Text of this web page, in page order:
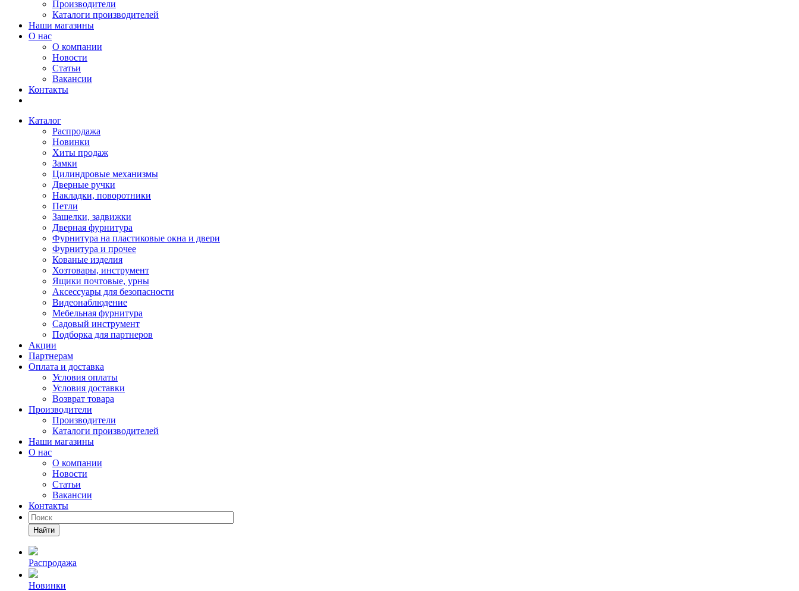
Производители
Каталоги производителей
Наши магазины
О нас
О компании
Новости
Статьи
Вакансии
Контакты
Каталог
Распродажа
Новинки
Хиты продаж
Замки
Цилиндровые механизмы
Дверные ручки
Накладки, поворотники
Петли
Защелки, задвижки
Дверная фурнитура
Фурнитура на пластиковые окна и двери
Фурнитура и прочее
Кованые изделия
Хозтовары, инструмент
Ящики почтовые, урны
Аксессуары для безопасности
Видеонаблюдение
Мебельная фурнитура
Садовый инструмент
Подборка для партнеров
Акции
Партнерам
Оплата и доставка
Условия оплаты
Условия доставки
Возврат товара
Производители
Производители
Каталоги производителей
Наши магазины
О нас
О компании
Новости
Статьи
Вакансии
Контакты
Найти
Распродажа
Новинки